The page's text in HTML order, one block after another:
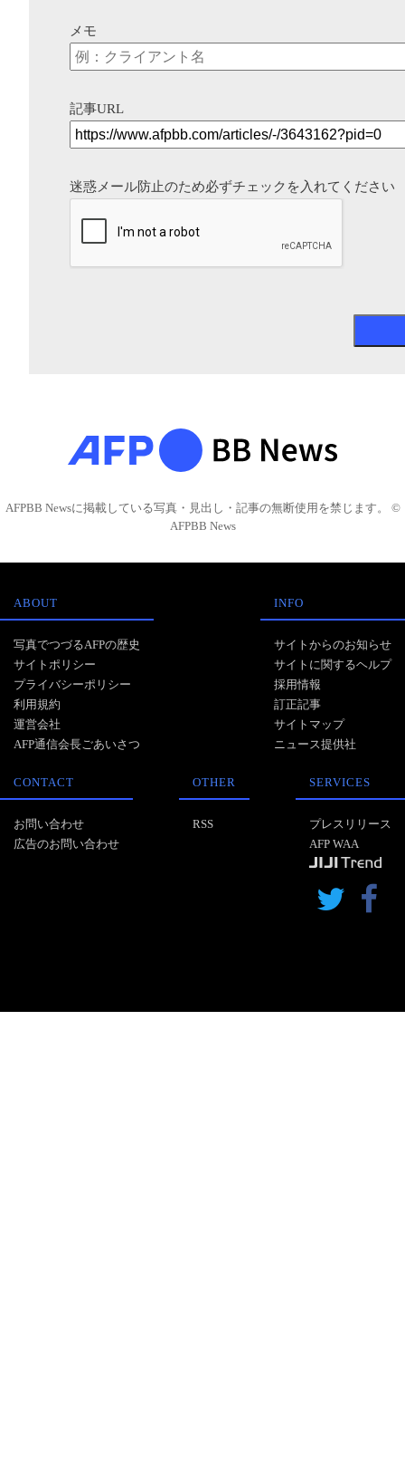
メモ
記事URL
迷惑メール防止のため必ずチェックを入れてください
AFPBB Newsに掲載している写真・見出し・記事の無断使用を禁じます。 ©
AFPBB News
ABOUT
写真でつづるAFPの歴史
サイトポリシー
プライバシーポリシー
利用規約
運営会社
AFP通信会長ごあいさつ
INFO
サイトからのお知らせ
サイトに関するヘルプ
採用情報
訂正記事
サイトマップ
ニュース提供社
CONTACT
お問い合わせ
広告のお問い合わせ
OTHER
RSS
SERVICES
プレスリリース
AFP WAA